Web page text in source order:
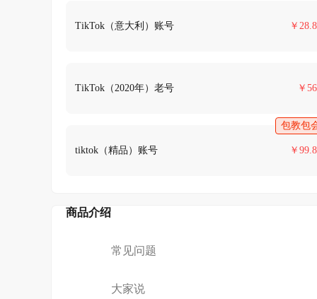
TikTok（意大利）账号 ￥ 28.8
TikTok（2020年）老号 ￥ 56
tiktok（精品）账号 ￥ 99.8
包教包
商品介绍
常见问题
大家说